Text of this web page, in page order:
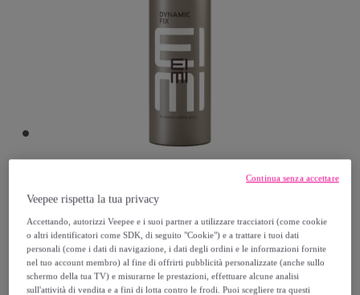
Wella
WELLA Eimi Dynamic Fix Spray 300ml
Modello: WELLA Eimi Dynamic Fix Spray
300ml
Veepee rispetta la tua privacy
Accettando, autorizzi Veepee e i suoi partner a utilizzare tracciatori (come cookie
o altri identificatori come SDK, di seguito "Cookie") e a trattare i tuoi dati
personali (come i dati di navigazione, i dati degli ordini e le informazioni fornite
nel tuo account membro) al fine di offrirti pubblicità personalizzate (anche sullo
schermo della tua TV) e misurarne le prestazioni, effettuare alcune analisi
sull'attività di vendita e a fini di lotta contro le frodi. Puoi scegliere tra questi
Continua senza accettare